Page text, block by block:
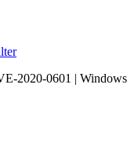
2020-0601 |